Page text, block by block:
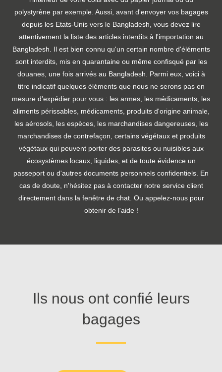
polystyrène par exemple. Aussi, avant d'envoyer vos bagages
depuis les Etats-Unis vers le Bangladesh, vous devez lire
attentivement la liste des articles interdits à l'importation au
Bangladesh. Il est bien connu qu'un certain nombre d'éléments
sont interdits, mis en quarantaine ou même confisqué par les
douanes, une fois arrivés au Bangladesh. Parmi eux, voici à
titre indicatif quelques éléments que nous ne serons pas en
mesure d'expédier pour vous : les armes, les médicaments, les
aliments périssables, médicaments, produits d'origine animale,
les aérosols, les espèces, les marchandises dangereuses, les
marchandises de contrefaçon, certains végétaux et produits
végétaux qui peuvent porter des parasites ou nuisibles aux
écosystèmes locaux, liquides, et de toute évidence un
passeport ou d'autres documents personnels confidentiels. En
cas de doute, n'hésitez pas à contacter notre service client
directement dans la fenêtre de chat. Ou appelez-nous pour
obtenir de l'aide !
Ils nous ont confié leurs
bagages